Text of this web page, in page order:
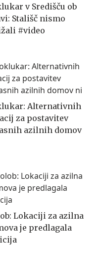
v Središču ob
Stališč nismo
#video
Alternativnih
za postavitev
azilnih domov
Lokaciji za azilna
je predlagala